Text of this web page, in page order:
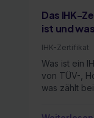
Das IHK-
ist und
IHK-Zertifikat
Was ist ein
von TÜV-,
was zählt